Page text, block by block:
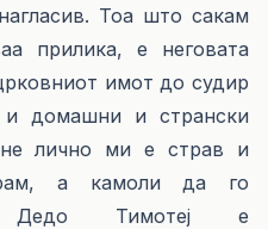
Тоа што сакам
прилика, е неговата
имот до судир
домашни и странски
лично ми е страв и
а камоли да го
Дедо Тимотеј е